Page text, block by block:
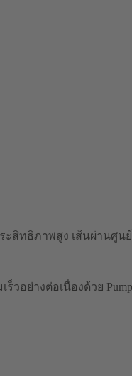
สิทธิภาพสูง เส้นผ่านศูน
อย่างต่อเนื่องด้วย